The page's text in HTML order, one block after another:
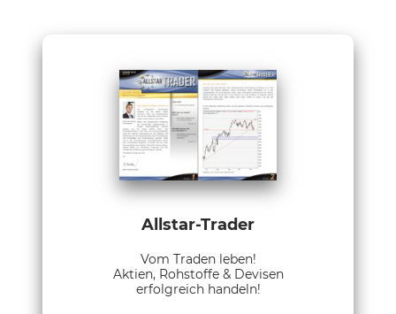
Allstar-Trader
Vom Traden leben!
Aktien, Rohstoffe & Devisen
erfolgreich handeln!